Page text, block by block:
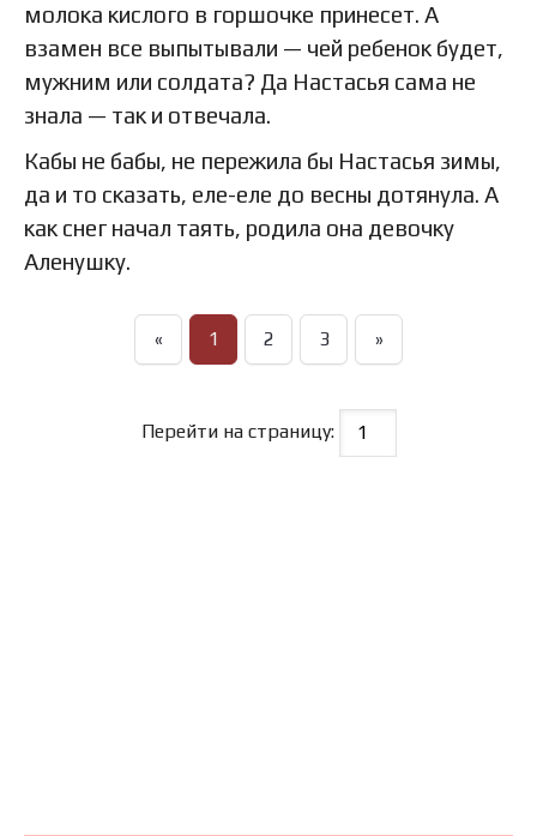
молока кислого в горшочке принесет. А
взамен все выпытывали — чей ребенок будет,
мужним или солдата? Да Настасья сама не
знала — так и отвечала.
Кабы не бабы, не пережила бы Настасья зимы,
да и то сказать, еле-еле до весны дотянула. А
как снег начал таять, родила она девочку
Аленушку.
« 1 2 3 »
Перейти на страницу: